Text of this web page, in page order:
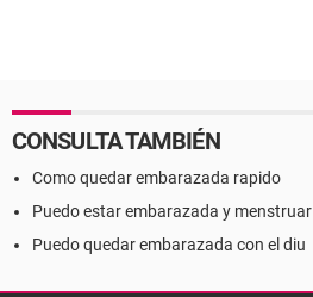
CONSULTA TAMBIÉN
Como quedar embarazada rapido
Puedo estar embarazada y menstruar
Puedo quedar embarazada con el diu